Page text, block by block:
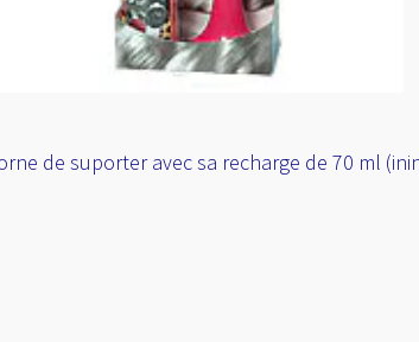
de suporter avec sa recharge de 70 ml